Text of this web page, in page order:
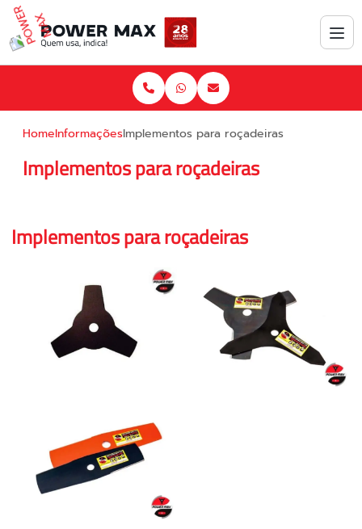
HomeInformaçõesImplementos para roçadeiras
Implementos para roçadeiras
Implementos para roçadeiras